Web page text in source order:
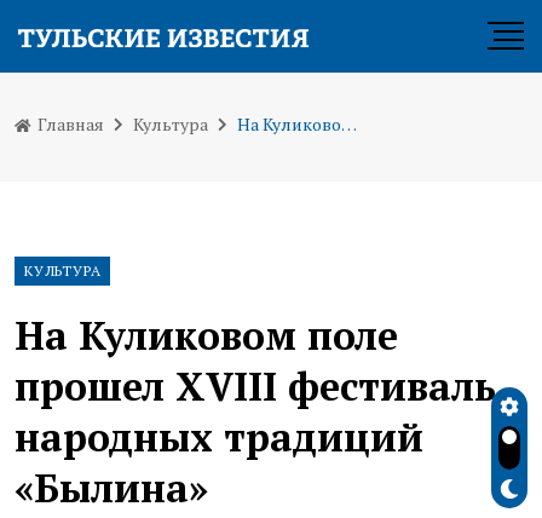
Главная Культура На Куликовом поле прошел XVIII фестиваль народных традиций «Былина»
КУЛЬТУРА
На Куликовом поле
прошел XVIII фестиваль
народных традиций
«Былина»